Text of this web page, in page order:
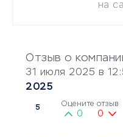
Отзыв о
31 июля 2025 в
2025
5 Оцените отзыв
0 0
на